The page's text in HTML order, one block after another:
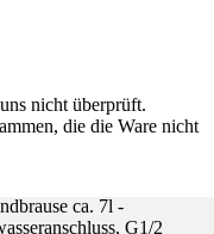
ca. 7l -
G1/2
nicht überprüft.
die die Ware nicht